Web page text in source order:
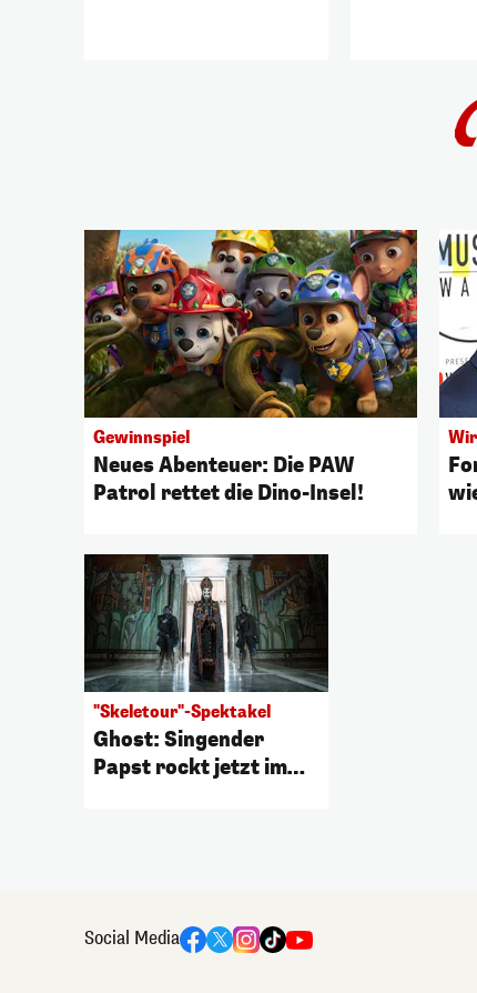
Gewinnspiel
Neues Abenteuer: Die PAW
Patrol rettet die Dino-Insel!
"Skeletour"-Spektakel
Ghost: Singender
Papst rockt jetzt im
Social Media